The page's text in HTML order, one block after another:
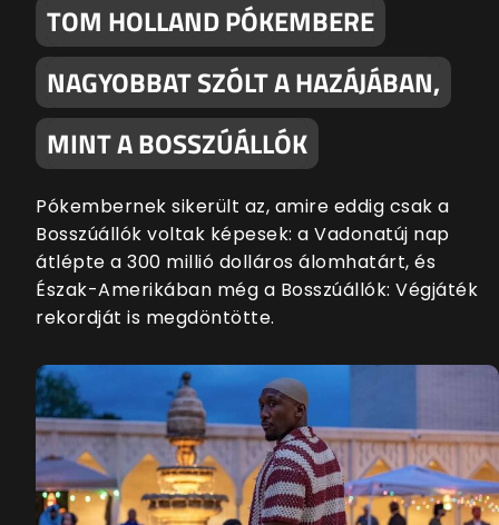
TOM HOLLAND PÓKEMBERE
NAGYOBBAT SZÓLT A HAZÁJÁBAN,
MINT A BOSSZÚÁLLÓK
Pókembernek sikerült az, amire eddig csak a
Bosszúállók voltak képesek: a Vadonatúj nap
átlépte a 300 millió dolláros álomhatárt, és
Észak-Amerikában még a Bosszúállók: Végjáték
rekordját is megdöntötte.